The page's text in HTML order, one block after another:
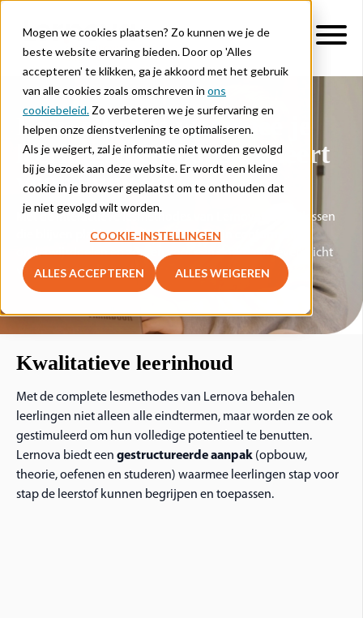
Mogen we cookies plaatsen? Zo kunnen we je de
beste website ervaring bieden. Door op 'Alles
accepteren' te klikken, ga je akkoord met het gebruik
van alle cookies zoals omschreven in ons
cookiebeleid. Zo verbeteren we je surfervaring en
helpen onze dienstverlening te optimaliseren.
Als je weigert, zal je informatie niet worden gevolgd
bij je bezoek aan deze website. Er wordt een kleine
cookie in je browser geplaatst om te onthouden dat
je niet gevolgd wilt worden.
COOKIE-INSTELLINGEN
ALLES ACCEPTEREN ALLES WEIGEREN
Lesmethodes waarmee je
leerlingen enthousiasmeert
voor jouw vak
Met de interactieve lesmethodes van Lernova geef je lessen
die blijven plakken. De lesmethodes zijn conform alle
onderwijsdoelen en zorgen voor een doordacht evenwicht
van papier en digitaal.
Kwalitatieve leerinhoud
Met de complete lesmethodes van Lernova behalen
leerlingen niet alleen alle eindtermen, maar worden ze ook
gestimuleerd om hun volledige potentieel te benutten.
Lernova biedt een gestructureerde aanpak (opbouw,
theorie, oefenen en studeren) waarmee leerlingen stap voor
stap de leerstof kunnen begrijpen en toepassen.